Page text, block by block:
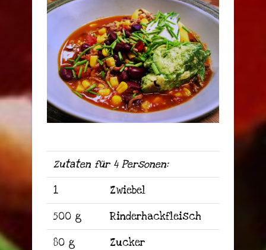
Zutaten für 4 Personen:
1
Zwiebel
500 g
Rinderhackfleisch
80 g
Zucker